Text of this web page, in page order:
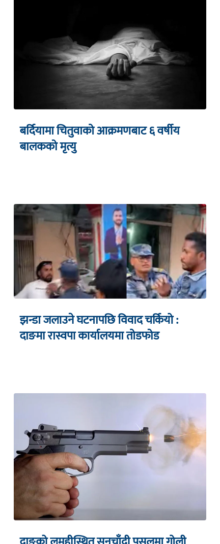
बर्दियामा चितुवाको आक्रमणबाट ६ वर्षीय
बालकको मृत्यु
झन्डा जलाउने घटनापछि विवाद चर्कियो :
दाङमा रास्वपा कार्यालयमा तोडफोड